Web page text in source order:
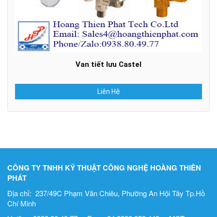
Van tiết lưu Castel
Liên Hệ
CÔNG TY TNHH KỸ THUẬT CÔNG NGHỆ HOÀNG THIÊN
PHÁT
Địa chỉ: 237/49C Phạm Văn Chiêu, Phường An Hội Tây Tp.Hồ
Chí Minh